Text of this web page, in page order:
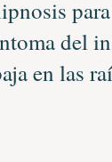
del
en las